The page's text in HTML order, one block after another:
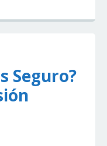
Seguro?